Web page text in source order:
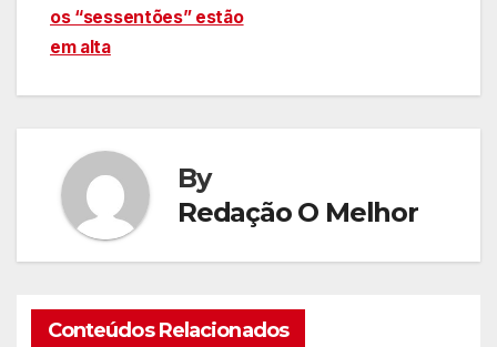
os “sessentões” estão
em alta
By
Redação O Melhor
Conteúdos Relacionados